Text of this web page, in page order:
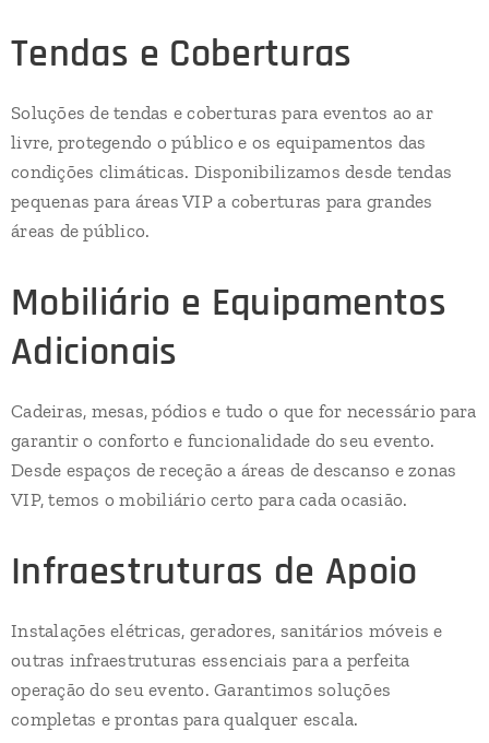
Tendas e Coberturas
Soluções de tendas e coberturas para eventos ao ar
livre, protegendo o público e os equipamentos das
condições climáticas. Disponibilizamos desde tendas
pequenas para áreas VIP a coberturas para grandes
áreas de público.
Mobiliário e Equipamentos
Adicionais
Cadeiras, mesas, pódios e tudo o que for necessário para
garantir o conforto e funcionalidade do seu evento.
Desde espaços de receção a áreas de descanso e zonas
VIP, temos o mobiliário certo para cada ocasião.
Infraestruturas de Apoio
Instalações elétricas, geradores, sanitários móveis e
outras infraestruturas essenciais para a perfeita
operação do seu evento. Garantimos soluções
completas e prontas para qualquer escala.